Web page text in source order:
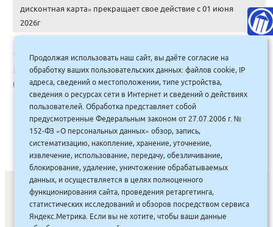
дисконтная карта» прекращает свое действие с 01 июня
2026г
(Русский) «Единая дисконтная
карта» прекращает свое действие с
01 июня 2026г
Sorry, this entry is only available in Russian
СОНУННАР|КОМПАНИЯ ТУҺУНАН|МАҔАҺЫЫННАР
Продолжая использовать наш сайт, вы даёте согласие на
обработку ваших пользовательских данных: файлов cookie, IP
адреса, сведений о местоположении, типе устройства,
сведения о ресурсах сети в Интернет и сведений о действиях
пользователей. Обработка представляет собой
предусмотренные Федеральным законом от 27.07.2006 г. №
152-ФЗ «О персональных данных» обзор, запись,
систематизацию, накопление, хранение, уточнение,
извлечение, использование, передачу, обезличивание,
блокирование, удаление, уничтожение обрабатываемых
данных, и осуществляется в целях полноценного
функционирования сайта, проведения ретаргетинга,
статистических исследований и обзоров посредством сервиса
Яндекс.Метрика. Если вы не хотите, чтобы ваши данные